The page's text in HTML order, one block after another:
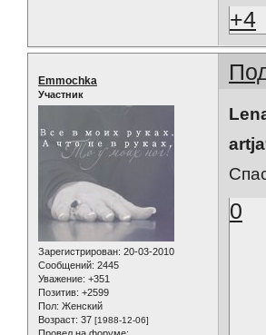
+4
Emmochka
Участник
Зарегистрирован: 20-03-2010
Сообщений: 2445
Уважение: +351
Позитив: +2599
Пол: Женский
Возраст: 37 [1988-12-06]
0